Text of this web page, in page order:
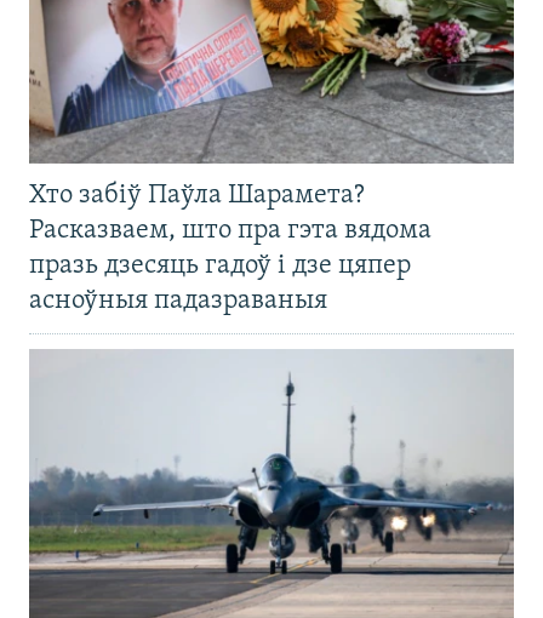
Хто забіў Паўла Шарамета?
Расказваем, што пра гэта вядома
празь дзесяць гадоў і дзе цяпер
асноўныя падазраваныя